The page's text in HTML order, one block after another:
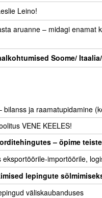
Leino!
aruanne – midagi enamat
Soome/
bilanss ja raamatupidamine
VENE KEELES!
– õpime
eksportöörile-importöörile,
lepingute
väliskaubanduses